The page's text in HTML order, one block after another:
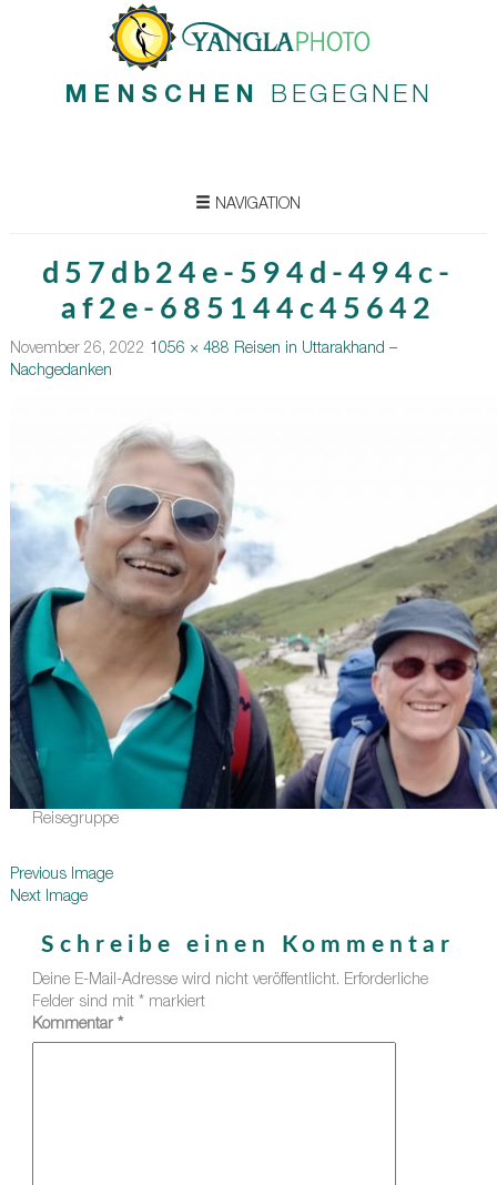
MENSCHEN BEGEGNEN
NAVIGATION
d57db24e-594d-494c-
af2e-685144c45642
November 26, 2022 1056 × 488 Reisen in Uttarakhand –
Nachgedanken
Reisegruppe
Previous Image
Next Image
Schreibe einen Kommentar
Deine E-Mail-Adresse wird nicht veröffentlicht. Erforderliche
Felder sind mit * markiert
Kommentar *